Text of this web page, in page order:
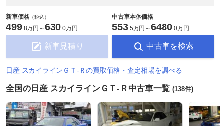
新車価格 （税込）
499.8万円 ～630.0万円
新車見積り
中古車本体価格
553.5万円 ～6480.0万円
中古車を検索
日産 スカイラインＧＴ‐Ｒの買取価格・査定相場を調べる
全国の日産 スカイラインＧＴ‐Ｒ中古車一覧 (138件)